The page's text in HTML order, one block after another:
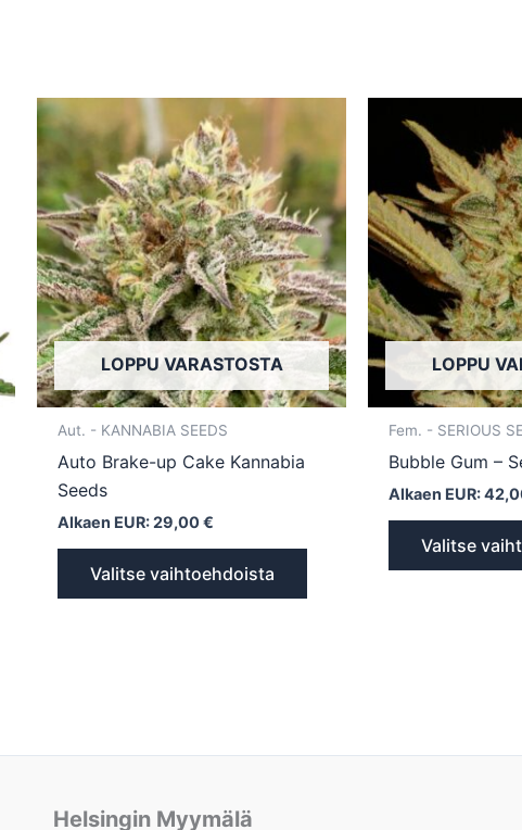
LOPPU VARASTOSTA
Aut. - KANNABIA SEEDS
Auto Brake-up Cake Kannabia
Seeds
Alkaen EUR:29,00€
Valitse vaihtoehdoista
on
useampi
muunnelma.
Voit
tehdä
valinnat
tuotteen
sivulla.
LOPPU
Fem. - SERIOUS
Bubble Gum –
Alkaen EUR:
Valitse
Helsingin Myymälä